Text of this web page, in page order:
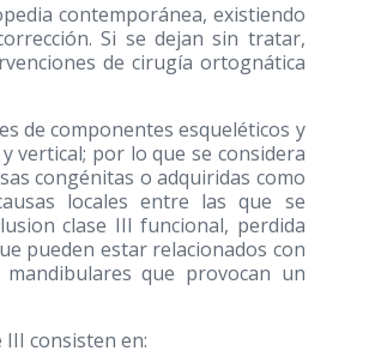
contemporánea, existiendo
Si se dejan sin tratar,
de cirugía ortognática
de componentes esqueléticos y
vertical; por lo que se considera
congénitas o adquiridas como
locales entre las que se
clase III funcional, perdida
pueden estar relacionados con
que provocan un
consisten en: